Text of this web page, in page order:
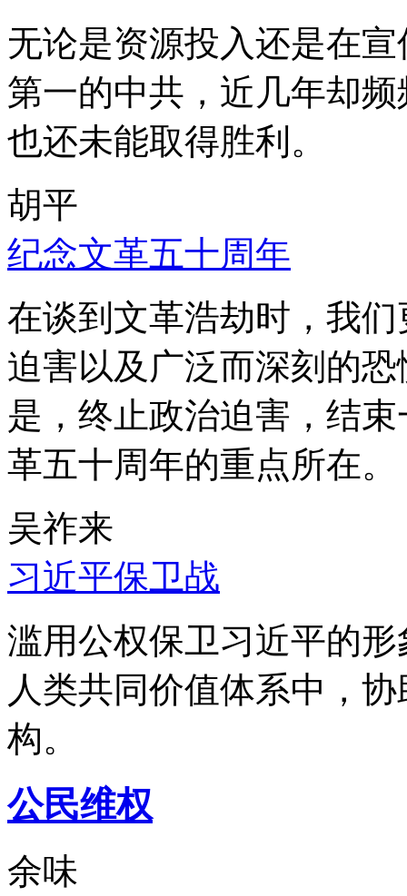
无论是资源投入还是在
第一的中共，近几年却
也还未能取得胜利。
胡平
纪念文革五十周年
在谈到文革浩劫时，我
迫害以及广泛而深刻的
是，终止政治迫害，结
革五十周年的重点所在。
吴祚来
习近平保卫战
滥用公权保卫习近平的
人类共同价值体系中，
构。
公民维权
余味